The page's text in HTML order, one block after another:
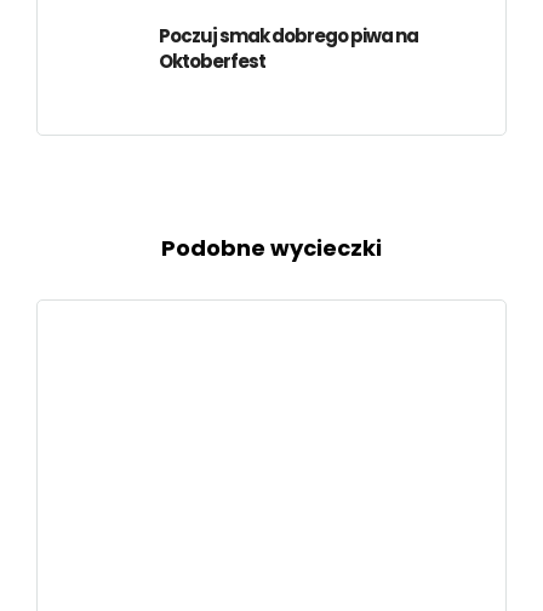
Poczuj smak dobrego piwa na
Oktoberfest
Podobne wycieczki